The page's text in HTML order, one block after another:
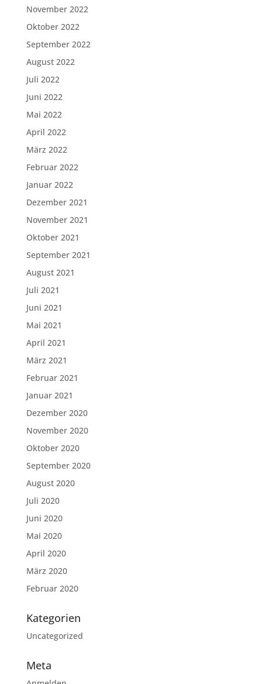
November 2022
Oktober 2022
September 2022
August 2022
Juli 2022
Juni 2022
Mai 2022
April 2022
März 2022
Februar 2022
Januar 2022
Dezember 2021
November 2021
Oktober 2021
September 2021
August 2021
Juli 2021
Juni 2021
Mai 2021
April 2021
März 2021
Februar 2021
Januar 2021
Dezember 2020
November 2020
Oktober 2020
September 2020
August 2020
Juli 2020
Juni 2020
Mai 2020
April 2020
März 2020
Februar 2020
Kategorien
Uncategorized
Meta